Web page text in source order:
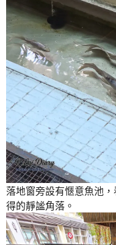
落地窗旁設有愜意魚池
得的靜謐角落。